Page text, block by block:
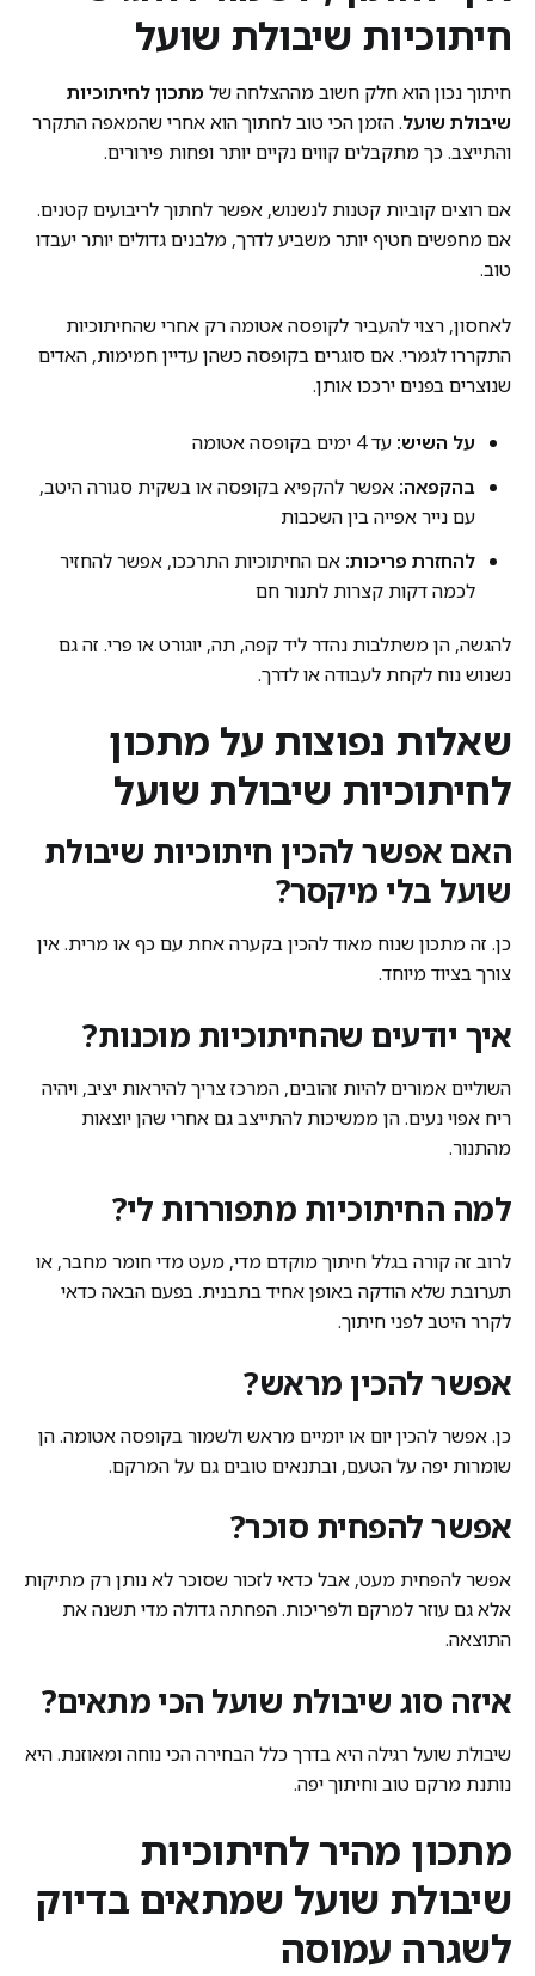
חיתוכיות שיבולת שועל
חיתוך נכון הוא חלק חשוב מההצלחה של מתכון לחיתוכיות
שיבולת שועל. הזמן הכי טוב לחתוך הוא אחרי שהמאפה התקרר
והתייצב. כך מתקבלים קווים נקיים יותר ופחות פירורים.
אם רוצים קוביות קטנות לנשנוש, אפשר לחתוך לריבועים קטנים.
אם מחפשים חטיף יותר משביע לדרך, מלבנים גדולים יותר יעבדו
טוב.
לאחסון, רצוי להעביר לקופסה אטומה רק אחרי שהחיתוכיות
התקררו לגמרי. אם סוגרים בקופסה כשהן עדיין חמימות, האדים
שנוצרים בפנים ירככו אותן.
על השיש: עד 4 ימים בקופסה אטומה
בהקפאה: אפשר להקפיא בקופסה או בשקית סגורה היטב,
עם נייר אפייה בין השכבות
להחזרת פריכות: אם החיתוכיות התרככו, אפשר להחזיר
לכמה דקות קצרות לתנור חם
להגשה, הן משתלבות נהדר ליד קפה, תה, יוגורט או פרי. זה גם
נשנוש נוח לקחת לעבודה או לדרך.
שאלות נפוצות על מתכון
לחיתוכיות שיבולת שועל
האם אפשר להכין חיתוכיות שיבולת
שועל בלי מיקסר?
כן. זה מתכון שנוח מאוד להכין בקערה אחת עם כף או מרית. אין
צורך בציוד מיוחד.
איך יודעים שהחיתוכיות מוכנות?
השוליים אמורים להיות זהובים, המרכז צריך להיראות יציב, ויהיה
ריח אפוי נעים. הן ממשיכות להתייצב גם אחרי שהן יוצאות
מהתנור.
למה החיתוכיות מתפוררות לי?
לרוב זה קורה בגלל חיתוך מוקדם מדי, מעט מדי חומר מחבר, או
תערובת שלא הודקה באופן אחיד בתבנית. בפעם הבאה כדאי
לקרר היטב לפני חיתוך.
אפשר להכין מראש?
כן. אפשר להכין יום או יומיים מראש ולשמור בקופסה אטומה. הן
שומרות יפה על הטעם, ובתנאים טובים גם על המרקם.
אפשר להפחית סוכר?
אפשר להפחית מעט, אבל כדאי לזכור שסוכר לא נותן רק מתיקות
אלא גם עוזר למרקם ולפריכות. הפחתה גדולה מדי תשנה את
התוצאה.
איזה סוג שיבולת שועל הכי מתאים?
שיבולת שועל רגילה היא בדרך כלל הבחירה הכי נוחה ומאוזנת. היא
נותנת מרקם טוב וחיתוך יפה.
מתכון מהיר לחיתוכיות
שיבולת שועל שמתאים בדיוק
לשגרה עמוסה